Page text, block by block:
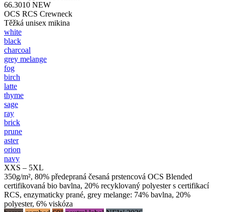
66.3010 NEW
OCS RCS Crewneck
Těžká unisex mikina
white
black
charcoal
grey melange
fog
birch
latte
thyme
sage
ray
brick
prune
aster
orion
navy
XXS – 5XL
350g/m², 80% předepraná česaná prstencová OCS Blended
certifikovaná bio bavlna, 20% recyklovaný polyester s certifikací
RCS, enzymaticky prané, grey melange: 74% bavlna, 20%
polyester, 6% viskóza